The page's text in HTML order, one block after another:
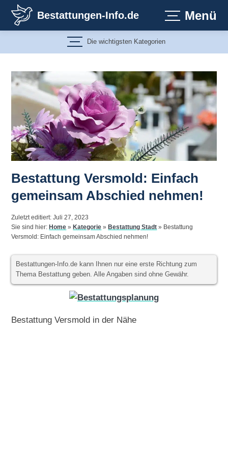
Inhalt
springen
Bestattungen-Info.de Menü
Die wichtigsten Kategorien
Bestattung Versmold: Einfach
gemeinsam Abschied nehmen!
Zuletzt editiert: Juli 27, 2023
Sie sind hier:Home »Kategorie »Bestattung Stadt » Bestattung
Versmold: Einfach gemeinsam Abschied nehmen!
Bestattungen-Info.de kann Ihnen nur eine erste Richtung zum
Thema Bestattung geben. Alle Angaben sind ohne Gewähr.
Bestattung Versmold in der Nähe